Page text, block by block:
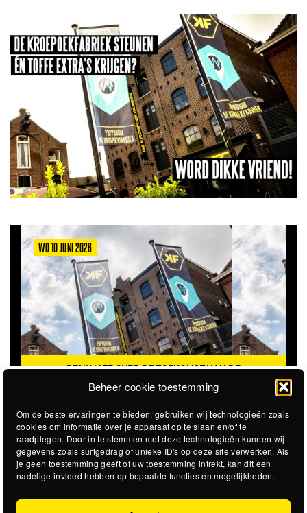
Beheer cookie toestemming
Om de beste ervaringen te bieden, gebruiken wij technologieën zoals
cookies om informatie over je apparaat op te slaan en/of te
raadplegen. Door in te stemmen met deze technologieën kunnen wij
gegevens zoals surfgedrag of unieke ID's op deze site verwerken. Als
je geen toestemming geeft of uw toestemming intrekt, kan dit een
nadelige invloed hebben op bepaalde functies en mogelijkheden.
WO 10 JUNI 2026
DENK MEE OVER DE TOEKOMST VAN DE
KROEPOEKFABRIEK